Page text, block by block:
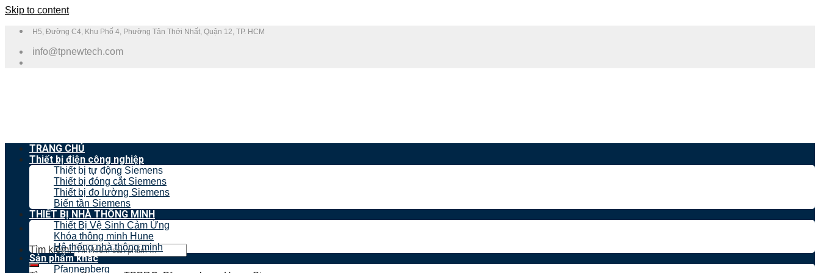
Skip to content
H5, Đường C4, Khu Phố 4, Phường Tân Thới Nhất, Quận 12, TP. HCM
info@tpnewtech.com
Tìm kiếm:
TRANG CHỦ
Thiết bị điện công nghiệp
Thiết bị tự động Siemens
Thiết bị đóng cắt Siemens
Thiết bị đo lường Siemens
Biến tần Siemens
THIẾT BỊ NHÀ THÔNG MINH
Thiết Bị Vệ Sinh Cảm Ứng
Khóa thông minh Hune
Hệ thống nhà thông minh
Sản phẩm khác
Pfannenberg